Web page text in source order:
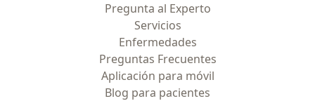
Pregunta al Experto
Servicios
Enfermedades
Preguntas Frecuentes
Aplicación para móvil
Blog para pacientes